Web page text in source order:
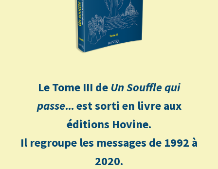
Le Tome III deUn Souffle qui
passe... est sorti en livre aux
éditions Hovine.
Il regroupe les messages de 1992 à
2020.